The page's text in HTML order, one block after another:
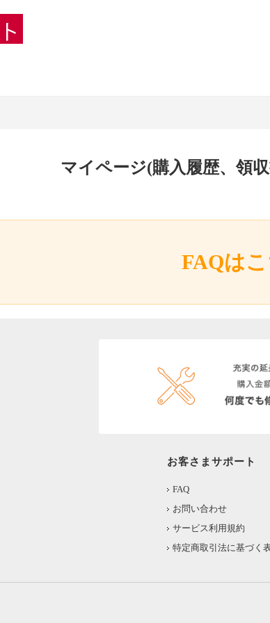
マイページ(購入履歴、領
FAQは
お客さまサポート
FAQ
お問い合わせ
サービス利用規約
特定商取引法に基づく